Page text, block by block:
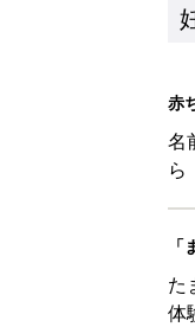
赤
名
ら
た
体